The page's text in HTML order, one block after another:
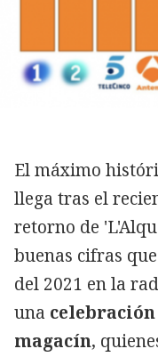
El máximo
llega tras el
retorno de
buenas cifras
del 2021 en la
una
magacín,